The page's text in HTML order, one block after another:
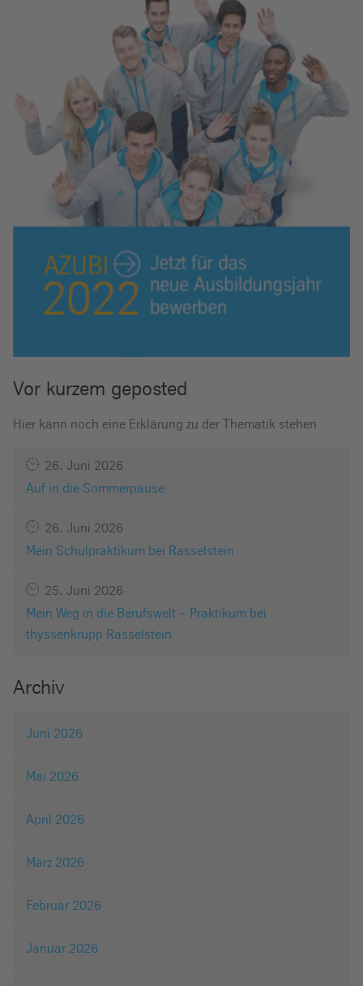
Vor kurzem geposted
Hier kann noch eine Erklärung zu der Thematik stehen
26. Juni 2026
Auf in die Sommerpause
26. Juni 2026
Mein Schulpraktikum bei Rasselstein
25. Juni 2026
Mein Weg in die Berufswelt – Praktikum bei
thyssenkrupp Rasselstein
Archiv
Juni 2026
Mai 2026
April 2026
März 2026
Februar 2026
Januar 2026